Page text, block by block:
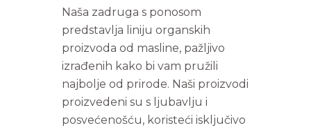
Naša zadruga s ponosom
predstavlja liniju organskih
proizvoda od masline, pažljivo
izrađenih kako bi vam pružili
najbolje od prirode. Naši proizvodi
proizvedeni su s ljubavlju i
posvećenošću, koristeći isključivo